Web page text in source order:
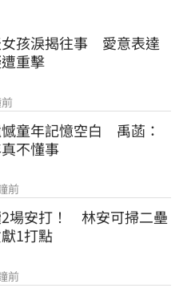
孩淚揭往事　愛意表達
重擊
童年記憶空白　禹菡：
不懂事
前
場安打！　林安可掃二壘
1打點
前